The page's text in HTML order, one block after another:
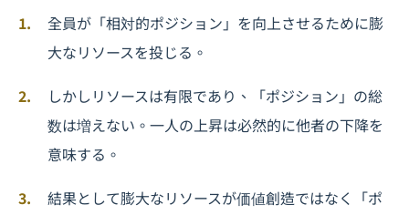
全員が「相対的ポジション」を向上させるために膨
大なリソースを投じる。
しかしリソースは有限であり、「ポジション」の総
数は増えない。一人の上昇は必然的に他者の下降を
意味する。
結果として膨大なリソースが価値創造ではなく「ポ